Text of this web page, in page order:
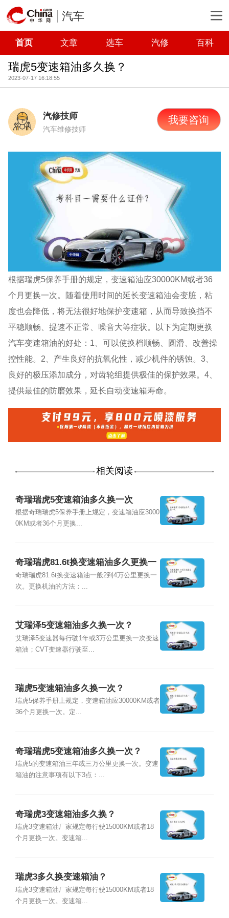
汽车
首页 文章 选车 汽修 百科
瑞虎5变速箱油多久换？
2023-07-17 16:18:55
汽修技师
汽车维修技师
我要咨询
根据瑞虎5保养手册的规定，变速箱油应30000KM或者36
个月更换一次。随着使用时间的延长变速箱油会变脏，粘
度也会降低，将无法很好地保护变速箱，从而导致换挡不
平稳顺畅、提速不正常、噪音大等症状。以下为定期更换
汽车变速箱油的好处：1、可以使换档顺畅、圆滑、改善操
控性能。2、产生良好的抗氧化性，减少机件的锈蚀。3、
良好的极压添加成分，对齿轮组提供极佳的保护效果。4、
提供最佳的防磨效果，延长自动变速箱寿命。
相关阅读
奇瑞瑞虎5变速箱油多久换一次
根据奇瑞瑞虎5保养手册上规定，变速箱油应3000
0KM或者36个月更换...
奇瑞瑞虎81.6t换变速箱油多久更换一
次？
奇瑞瑞虎81.6t换变速箱油一般2到4万公里更换一
次。更换机油的方法：...
艾瑞泽5变速箱油多久换一次？
艾瑞泽5变速器每行驶1年或3万公里更换一次变速
箱油；CVT变速器行驶至...
瑞虎5变速箱油多久换一次？
瑞虎5保养手册上规定，变速箱油应30000KM或者
36个月更换一次。定...
奇瑞瑞虎5变速箱油多久换一次？
瑞虎5的变速箱油三年或三万公里更换一次。变速
箱油的注意事项有以下3点：...
奇瑞虎3变速箱油多久换？
瑞虎3变速箱油厂家规定每行驶15000KM或者18
个月更换一次。变速箱...
瑞虎3多久换变速箱油？
瑞虎3变速箱油厂家规定每行驶15000KM或者18
个月更换一次。变速箱...